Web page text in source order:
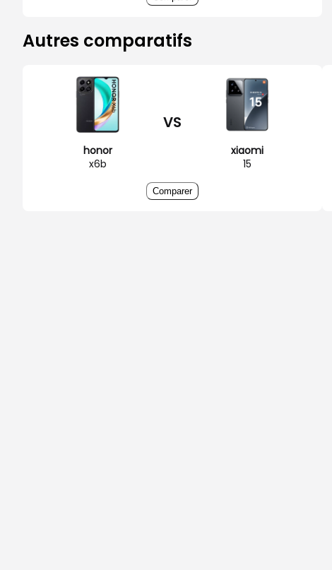
Autres comparatifs
honor
x6b
VS
xiaomi
15
Comparer